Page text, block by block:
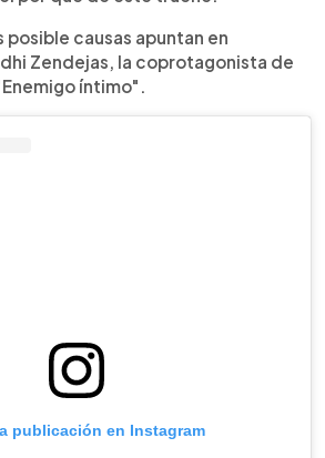
posible causas apuntan en
Zendejas, la coprotagonista de
íntimo".
publicación en Instagram